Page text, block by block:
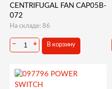
CENTRIFUGAL FAN CAP05B-
072
На складе: 86
− + В корзину